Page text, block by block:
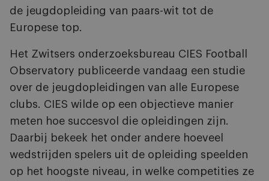
de jeugdopleiding van paars-wit tot de
Europese top.
Het Zwitsers onderzoeksbureau CIES Football
Observatory publiceerde vandaag een studie
over de jeugdopleidingen van alle Europese
clubs. CIES wilde op een objectieve manier
meten hoe succesvol die opleidingen zijn.
Daarbij bekeek het onder andere hoeveel
wedstrijden spelers uit de opleiding speelden
op het hoogste niveau, in welke competities ze